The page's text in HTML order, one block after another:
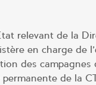
relevant de la
en charge de
des
de la